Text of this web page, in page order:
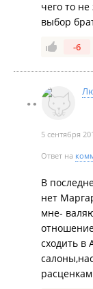
чего то
выбор
-6
5 сентября
Ответ на
В
нет
мне-
сходить в